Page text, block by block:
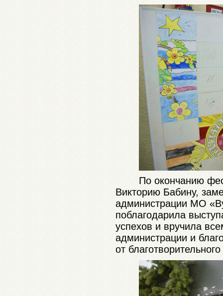
По окончанию
Викторию Бабину,
администрации МО
поблагодарила
успехов и вручила
администрации и
от